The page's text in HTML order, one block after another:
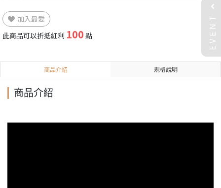
加入最愛
此商品可以折抵紅利 100 點
商品介紹 規格說明
商品介紹
EVENT